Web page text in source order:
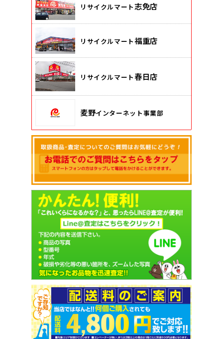
リサイクルマート志免店
リサイクルマート福重店
リサイクルマート春日店
麦野インターネット事業部